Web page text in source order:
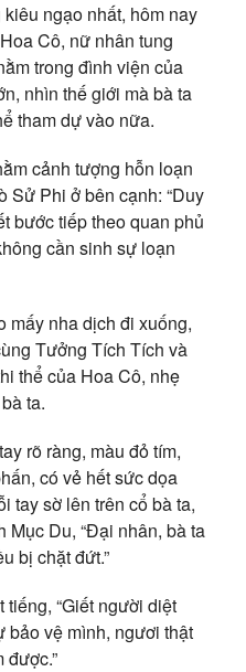
ngạo nhất, hôm nay
Cô, nữ nhân tung
trong đình viện của
nhìn thế giới mà bà ta
tham dự vào nữa.
cảnh tượng hỗn loạn
Sử Phi ở bên cạnh: “Duy
bước tiếp theo quan phủ
cần sinh sự loạn
mấy nha dịch đi xuống,
Tưởng Tích Tích và
thể của Hoa Cô, nhẹ
ta.
rõ ràng, màu đỏ tím,
có vẻ hết sức dọa
tay sờ lên trên cổ bà ta,
Mục Du, “Đại nhân, bà ta
bị chặt đứt.”
“Giết người diệt
bảo vệ mình, ngươi thật